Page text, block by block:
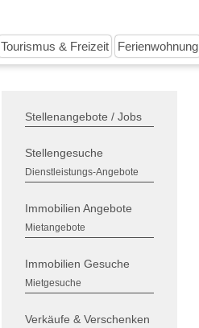
Tourismus & Freizeit Ferienwohnung
Stellenangebote / Jobs
Stellengesuche
Dienstleistungs-Angebote
Immobilien Angebote
Mietangebote
Immobilien Gesuche
Mietgesuche
Verkäufe & Verschenken